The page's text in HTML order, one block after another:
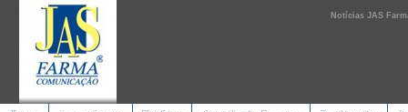
Notícias JAS